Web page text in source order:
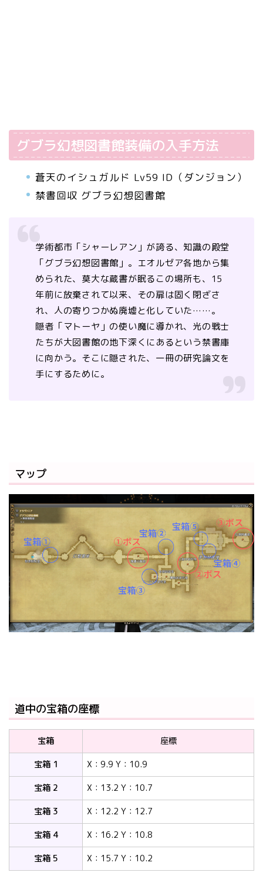
グブラ幻想図書館装備の入手方法
蒼天のイシュガルド Lv59 ID（ダンジョン）
禁書回収 グブラ幻想図書館
学術都市「シャーレアン」が誇る、知識の殿堂
「グブラ幻想図書館」。エオルゼア各地から集
められた、莫大な蔵書が眠るこの場所も、15
年前に放棄されて以来、その扉は固く閉ざさ
れ、人の寄りつかぬ廃墟と化していた……。
隠者「マトーヤ」の使い魔に導かれ、光の戦士
たちが大図書館の地下深くにあるという禁書庫
に向かう。そこに隠された、一冊の研究論文を
手にするために。
マップ
道中の宝箱の座標
宝箱
座標
宝箱 1
X：9.9 Y：10.9
宝箱 2
X：13.2 Y：10.7
宝箱 3
X：12.2 Y：12.7
宝箱 4
X：16.2 Y：10.8
宝箱 5
X：15.7 Y：10.2